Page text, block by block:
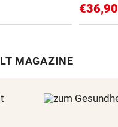
€36,90
MAGAZINE